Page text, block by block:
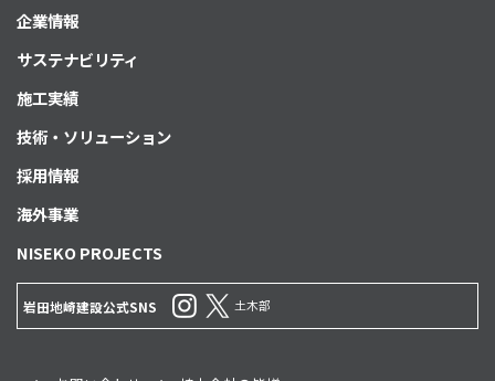
企業情報
サステナビリティ
施工実績
技術・ソリューション
採用情報
海外事業
NISEKO PROJECTS
岩田地崎建設公式SNS 土木部